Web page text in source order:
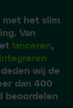
met het slim
Van
lanceren,
integreren
wij de
dan 400
beoordelen